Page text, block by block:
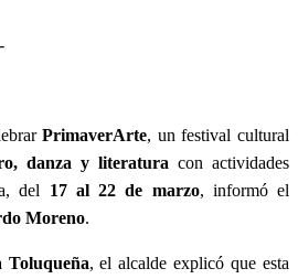
PrimaverArte, un festival cultural
danza y literatura con actividades
del 17 al 22 de marzo, informó el
Moreno.
Toluqueña, el alcalde explicó que esta